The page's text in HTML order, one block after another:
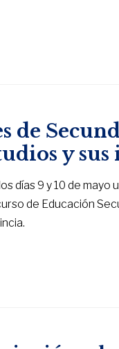
de
y sus
días 9 y 10 de
de Educación